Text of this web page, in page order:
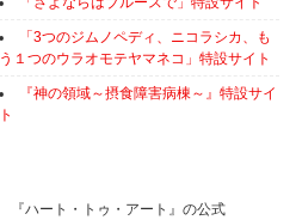
「3つのジムノペディ、ニコラシカ、も
う１つのウラオモテヤマネコ」特設サイト
『神の領域～摂食障害病棟～』特設サイ
ト
『ハート・トゥ・アート』の公式